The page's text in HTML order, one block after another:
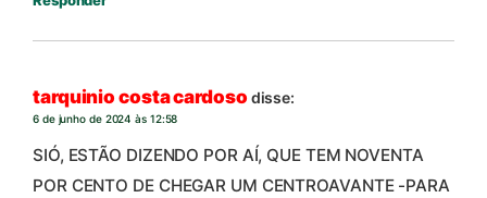
tarquinio costa cardoso disse:
6 de junho de 2024 às 12:58
SIÓ, ESTÃO DIZENDO POR AÍ, QUE TEM NOVENTA
POR CENTO DE CHEGAR UM CENTROAVANTE -PARA